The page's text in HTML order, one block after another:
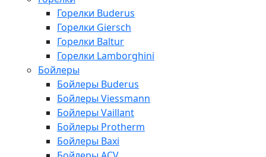
Горелки Buderus
Горелки Giersch
Горелки Baltur
Горелки Lamborghini
Бойлеры
Бойлеры Buderus
Бойлеры Viessmann
Бойлеры Vaillant
Бойлеры Protherm
Бойлеры Baxi